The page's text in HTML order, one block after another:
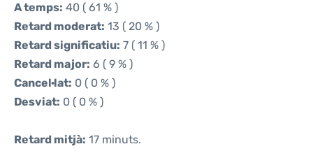
A temps: 40 ( 61 % )
Retard moderat: 13 ( 20 % )
Retard significatiu: 7 ( 11 % )
Retard major: 6 ( 9 % )
Cancel·lat: 0 ( 0 % )
Desviat: 0 ( 0 % )
Retard mitjà: 17 minuts.